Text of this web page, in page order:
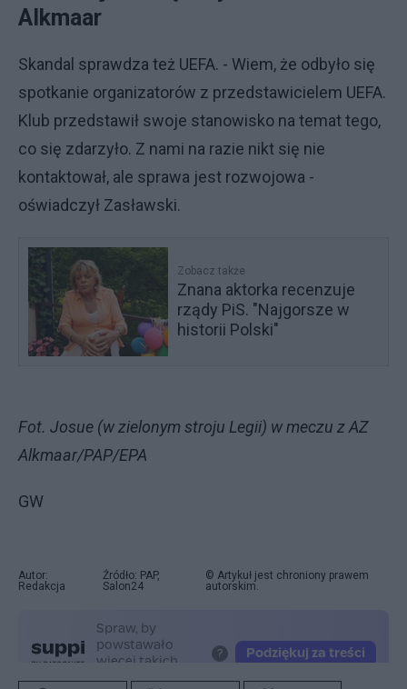
Alkmaar
Skandal sprawdza też UEFA. - Wiem, że odbyło się
spotkanie organizatorów z przedstawicielem UEFA.
Klub przedstawił swoje stanowisko na temat tego,
co się zdarzyło. Z nami na razie nikt się nie
kontaktował, ale sprawa jest rozwojowa -
oświadczył Zasławski.
Zobacz także
Znana aktorka recenzuje
rządy PiS. "Najgorsze w
historii Polski"
Fot. Josue (w zielonym stroju Legii) w meczu z AZ
Alkmaar/PAP/EPA
GW
Autor:
Redakcja
Źródło: PAP,
Salon24
© Artykuł jest chroniony prawem
autorskim.